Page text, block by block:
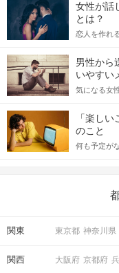
女性が話
とは？
恋人を作れ
てアプロー
格的に始め
をしっかり
記事では、
合にどのよ
男性から
いやすい
気になる女
しかし、中
っしゃるの
送るLINEで
えながら解
「楽し
のこと
何も予定が
の楽しいこ
関東 東京都 神奈川県
関西 大阪府 京都府